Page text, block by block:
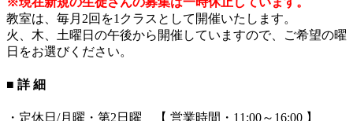
教室は、毎月2回を1クラスとして開催いたします。
火、木、土曜日の午後から開催していますので、ご希望の曜
日をお選びください。
■ 詳 細
・定休日/月曜・第2日曜 【 営業時間・11:00～16:00 】